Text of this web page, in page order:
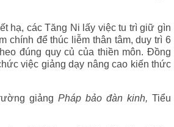
hạ, các Tăng Ni lấy việc tu trì giữ gìn
chính để thúc liễm thân tâm, duy trì 6
đúng quy củ của thiền môn. Đồng
việc giảng dạy nâng cao kiến thức
giảng Pháp bảo đàn kinh, Tiểu